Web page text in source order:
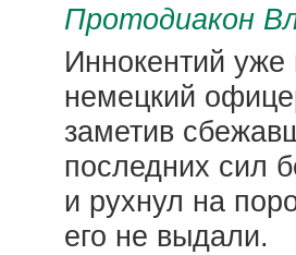
Протодиакон
Иннокентий
немецкий
заметив
последних сил
и рухнул на
его не выдали.